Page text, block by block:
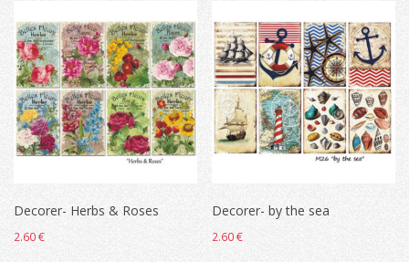
Decorer- Herbs & Roses
2.60€
Decorer- by the sea
2.60€